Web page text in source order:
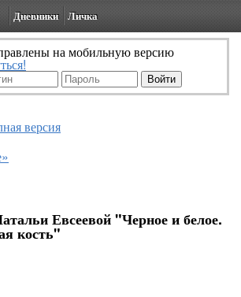
Дневники Личка
на мобильную версию
версия
Евсеевой "Черное и белое.
кость"